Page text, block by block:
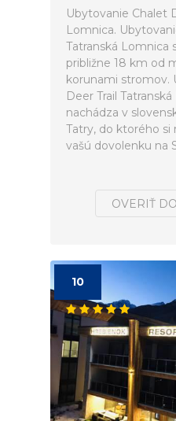
Ubytovanie Chalet
Lomnica.
Tatranská Lomnica
približne 18 km od
korunami stromov.
Deer Trail
nachádza v
Tatry, do ktorého
vašú dovolenku na
OVERIŤ
10